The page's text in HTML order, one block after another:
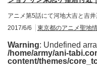
アニメ第5話にて河地大吉と吉
2017/6/6
東京都のアニメ聖地
Warning: Undefined
/home/army/ani-
content/themes/